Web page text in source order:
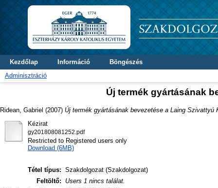
Kezdőlap Információ
Böngészés
Adminisztráció
Új termék gyártásának
Ridean, Gabriel (2007) Új termék gyártásának bevezetése a Laing Szivattyú
Kézirat
gy201808081252.pdf
Restricted to Registered users only
Download (6MB)
Tétel típus: Szakdolgozat (Szakdolgozat)
Feltöltő:
Users 1 nincs találat.